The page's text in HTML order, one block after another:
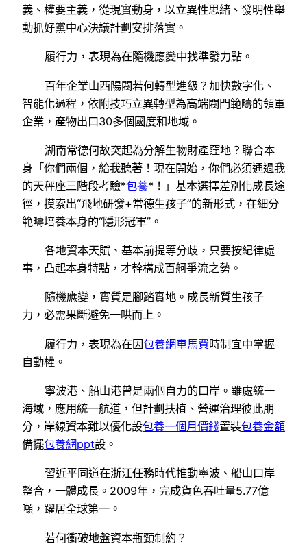
義、權要主義，從現實動身，以立異性思緒、發明性舉
動抓好黨中心決議計劃安排落實。
履行力，表現為在隨機應變中找準發力點。
百年企業山西陽閥若何轉型進級？加快數字化、
智能化過程，依附技巧立異轉型為高端閥門範疇的領軍
企業，產物出口30多個國度和地域。
湖南常德何故突起為分解生物財產窪地？聯合本
身「你們兩個，給我聽著！現在開始，你們必須通過我
的天秤座三階段考驗*包養*！」基本選擇差別化成長途
徑，摸索出“飛地研發+常德生孩子”的新形式，在細分
範疇培養本身的“隱形冠軍”。
各地資本天賦、基本前提等分歧，只要按紀律處
事，凸起本身特點，才幹構成百舸爭流之勢。
隨機應變，實質是腳踏實地。成長新質生孩子
力，必需果斷避免一哄而上。
履行力，表現為在因包養網車馬費時制宜中掌握
自動權。
寧波港、船山港曾是兩個自力的口岸。雖處統一
海域，應用統一航道，但計劃扶植、營運治理彼此朋
分，岸線資本難以優化設包養一個月價錢置裝包養金額
備擺包養網ppt設。
習近平同道在浙江任務時代推動寧波、船山口岸
整合，一體成長。2009年，完成貨色吞吐量5.77億
噸，躍居全球第一。
若何衝破地盤資本瓶頸制約？